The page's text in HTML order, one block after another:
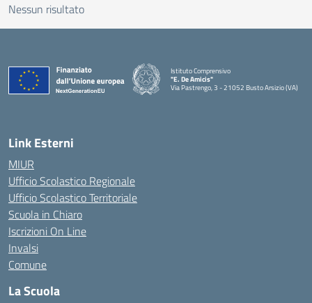
Nessun risultato
Istituto Comprensivo
"E. De Amicis"
Via Pastrengo, 3 - 21052 Busto Arsizio (VA)
Link Esterni
MIUR
Ufficio Scolastico Regionale
Ufficio Scolastico Territoriale
Scuola in Chiaro
Iscrizioni On Line
Invalsi
Comune
La Scuola